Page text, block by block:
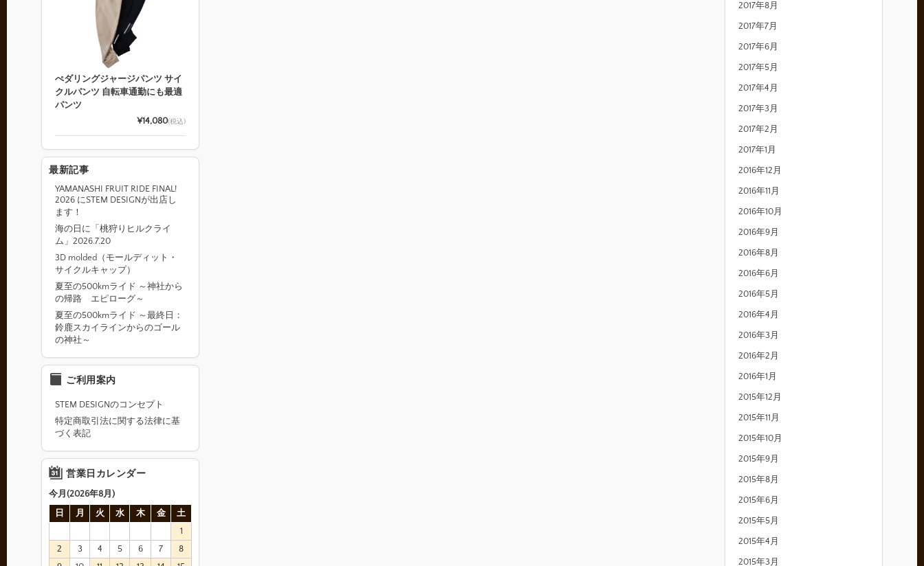
2017年8月
2017年7月
2017年6月
2017年5月
2017年4月
2017年3月
2017年2月
2017年1月
2016年12月
2016年11月
2016年10月
2016年9月
2016年8月
2016年6月
2016年5月
2016年4月
2016年3月
2016年2月
2016年1月
2015年12月
2015年11月
2015年10月
2015年9月
2015年8月
2015年6月
2015年5月
2015年4月
2015年3月
ぺダリングジャージパンツ サイ
クルパンツ 自転車通勤にも最適
パンツ
¥14,080(税込)
最新記事
YAMANASHI FRUIT RIDE FINAL!
2026 にSTEM DESIGNが出店し
ます！
海の日に「桃狩りヒルクライ
ム」2026.7.20
3D molded（モールディット・
サイクルキャップ）
夏至の500kmライド ～神社から
の帰路 エピローグ～
夏至の500kmライド ～最終日：
鈴鹿スカイラインからのゴール
の神社～
ご利用案内
STEM DESIGNのコンセプト
特定商取引法に関する法律に基
づく表記
営業日カレンダー
今月(2026年8月)
日
月 火 水 木 金
土
1
2
3 4 5 6 7
8